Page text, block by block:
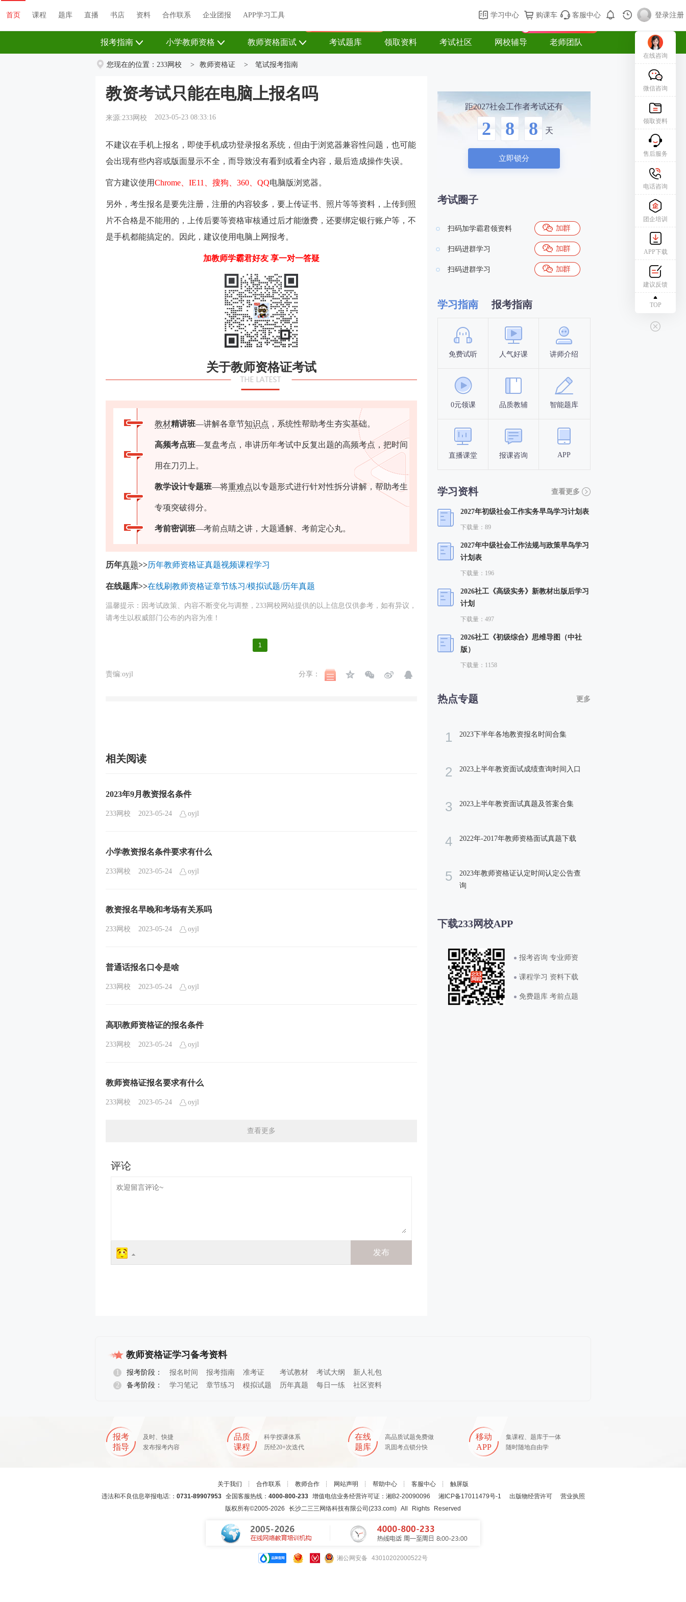
首页 课程 题库 直播 书店 资料 关于我们 帮助中心 购课车 登录/注册
首页 课程 题库 直播 书店 资料 合作联系 企业团报 APP学习工具 学习中心 购课车 客服中心 登录|注册
报考指南 小学教师资格 教师资格面试 考试题库 领取资料 考试社区 网校辅导 老师团队
您现在的位置： 233网校 > 教师资格证 > 笔试报考指南
教资考试只能在电脑上报名吗
来源:233网校 2023-05-23 08:33:16
不建议在手机上报名， 即使手机成功登录报名系统，但由于浏览器兼容性问题，也可能
会出现有些内容或版面显示不全，而导致没有看到或看全内容，最后造成操作失误。
官方建议使用Chrome、IE11、搜狗、360、QQ电脑版浏览器。
另外，考生报名是要先注册，注册的内容较多，要上传证书、照片等等资料，上传到照
片不合格是不能用的，上传后要等资格审核通过后才能缴费，还要绑定银行账户等，不
是手机都能搞定的。因此，建议使用电脑上网报考。
加教师学霸君好友 享一对一答疑
关于教师资格证考试
教材精讲班—讲解各章节知识点 ，系统性帮助考生夯实基础。
高频考点班—复盘考点，串讲历年考试中反复出题的高频考点，把时间
用在刀刃上。
教学设计专题班—将重难点 以专题形式进行针对性拆分讲解，帮助考生
专项突破得分。
考前密训班—考前点睛之讲，大题通解、考前定心丸。
历年真题>>历年教师资格证真题视频课程学习
在线题库>>在线刷教师资格证章节练习/模拟试题/历年真题
温馨提示：因考试政策、内容不断变化与调整，233网校网站提供的以上信息仅供参考，如有异议，
请考生以权威部门公布的内容为准！
1
责编:oyjl 分享：
相关阅读
2023年9月教资报名条件
233网校 2023-05-24 oyjl
小学教资报名条件要求有什么
233网校 2023-05-24 oyjl
教资报名早晚和考场有关系吗
233网校 2023-05-24 oyjl
普通话报名口令是啥
233网校 2023-05-24 oyjl
高职教师资格证的报名条件
233网校 2023-05-24 oyjl
教师资格证报名要求有什么
233网校 2023-05-24 oyjl
查看更多
距2027社会工作者考试还有
2 8 8 天
立即锁分
考试圈子
扫码加学霸君领资料
扫码进群学习
扫码进群学习
学习指南 报考指南
免费试听 人气好课 讲师介绍
0元领课 品质教辅 智能题库
直播课堂 报课咨询 APP
学习资料 查看更多
2027年初级社会工作实务早鸟学习计划表
下载量：89
2027年中级社会工作法规与政策早鸟学习
计划表
下载量：196
2026社工《高级实务》新教材出版后学习
计划
下载量：497
2026社工《初级综合》思维导图（中社
版）
下载量：1158
热点专题 更多
1 2023下半年各地教资报名时间合集
2 2023上半年教资面试成绩查询时间入口
3 2023上半年教资面试真题及答案合集
4 2022年-2017年教师资格面试真题下载
5
2023年教师资格证认定时间认定公告查
询
下载233网校APP
报考咨询 专业师资
课程学习 资料下载
免费题库 考前点题
教师资格证学习备考资料
1 报考阶段： 报名时间 报考指南 准考证 考试教材 考试大纲
新人礼包
报名指导
2 备考阶段： 学习笔记 章节练习 模拟试题 历年真题 每日一练 社区资料
报考
指导
及时、快捷
发布报考内容
品质
课程
科学授课体系
历经20+次迭代
在线
题库
高品质试题免费做
巩固考点锁分快
移动
APP
集课程、题库于一体
随时随地自由学
关于我们 ┊ 合作联系 ┊ 教师合作 ┊ 网站声明 ┊ 帮助中心 ┊ 客服中心 ┊ 触屏版
违法和不良信息举报电话:： 0731-89907953全国客服热线： 4000-800-233增值电信业务经营许可证：湘B2-20090096 湘ICP备17011479号-1 出版物经营许可
营业执照
版权所有©2005-2026 长沙二三三网络科技有限公司(233.com) All Rights Reserved
湘公网安备 43010202000522号
在线咨询
微信咨询
领取资料
售后服务
电话咨询
团企培训
APP下载
建议反馈
TOP